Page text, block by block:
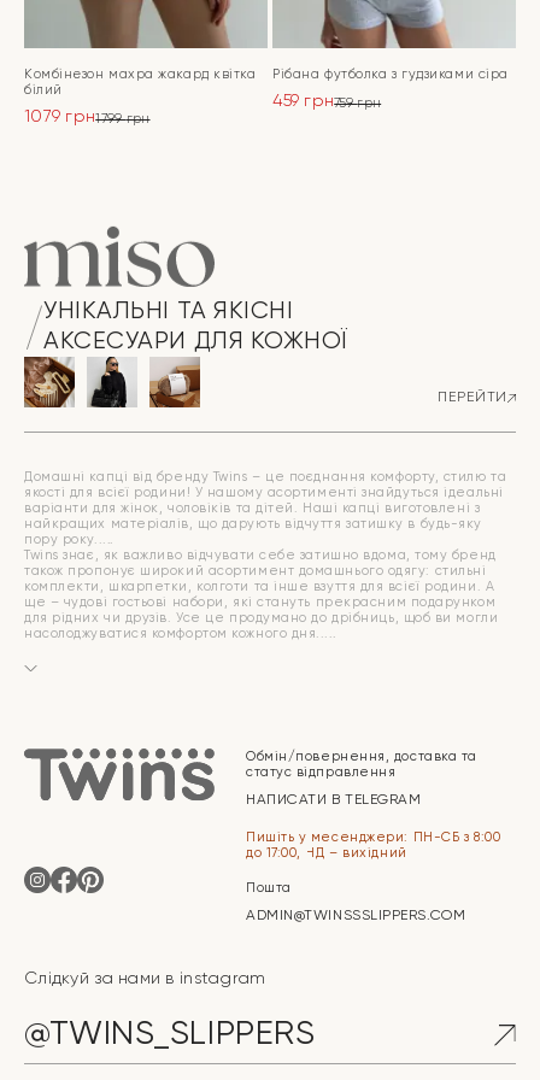
Комбінезон махра жакард квітка
білий
1799грн
1079 грн
Рібана футболка з гудзиками сіра
759грн
459 грн
УНІКАЛЬНІ ТА ЯКІСНІ
АКСЕСУАРИ ДЛЯ КОЖНОЇ
ПЕРЕЙТИ
Домашні капці від бренду Twins – це поєднання комфорту, стилю та
якості для всієї родини! У нашому асортименті знайдуться ідеальні
варіанти для жінок, чоловіків та дітей. Наші капці виготовлені з
найкращих матеріалів, що дарують відчуття затишку в будь-яку
пору року.
Twins знає, як важливо відчувати себе затишно вдома, тому бренд
також пропонує широкий асортимент домашнього одягу: стильні
комплекти, шкарпетки, колготи та інше взуття для всієї родини. А
ще – чудові гостьові набори, які стануть прекрасним подарунком
для рідних чи друзів. Усе це продумано до дрібниць, щоб ви могли
насолоджуватися комфортом кожного дня.
Обмін/повернення, доставка та
статус відправлення
НАПИСАТИ В TELEGRAM
Пишіть у месенджери: ПН-СБ з 8:00
до 17:00, НД – вихідний
Пошта
ADMIN@TWINSSSLIPPERS.COM
Слідкуй за нами в instagram
@TWINS_SLIPPERS